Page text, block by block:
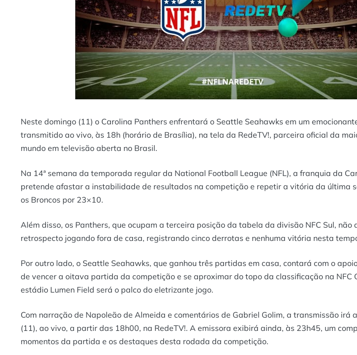
Neste domingo (11) o Carolina Panthers enfrentará o Seattle Seahawks em um
transmitido ao vivo, às 18h (horário de Brasília), na tela da RedeTV!, parceira oficial da
mundo em televisão aberta no Brasil.
Na 14ª semana da temporada regular da National Football League (NFL), a franquia da
pretende afastar a instabilidade de resultados na competição e repetir a vitória da última
os Broncos por 23×10.
Além disso, os Panthers, que ocupam a terceira posição da tabela da divisão NFC Sul, não
retrospecto jogando fora de casa, registrando cinco derrotas e nenhuma vitória nesta
Por outro lado, o Seattle Seahawks, que ganhou três partidas em casa, contará com o
de vencer a oitava partida da competição e se aproximar do topo da classificação na NFC
estádio Lumen Field será o palco do eletrizante jogo.
Com narração de Napoleão de Almeida e comentários de Gabriel Golim, a transmissão irá
(11), ao vivo, a partir das 18h00, na RedeTV!. A emissora exibirá ainda, às 23h45, um
momentos da partida e os destaques desta rodada da competição.